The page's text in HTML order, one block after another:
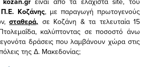
Π.Ε. Κοζάνης, με παραγωγή πρωτογενούς
σταθερά, σε Κοζάνη & τα τελευταία 15
καλύπτοντας σε ποσοστό άνω
δράσεις που λαμβάνουν χώρα στις
της Δ. Μακεδονίας;